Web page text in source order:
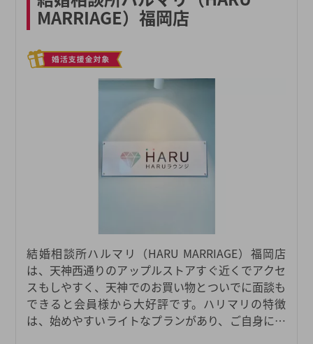
MARRIAGE）福岡店
結婚相談所ハルマリ（HARU MARRIAGE）福岡店
は、天神西通りのアップルストアすぐ近くでアクセ
スもしやすく、天神でのお買い物とついでに面談も
できると会員様から大好評です。ハリマリの特徴
は、始めやすいライトなプランがあり、ご自身にあ